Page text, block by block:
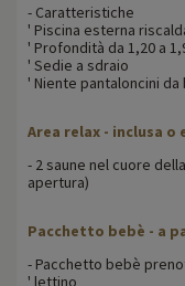
- Caratteristiche
' Piscina esterna
' Profondità da 1,20 a
' Sedie a sdraio
' Niente pantaloncini da
Area relax - inclusa o
- 2 saune nel cuore
apertura)
Pacchetto bebè - a
- Pacchetto bebè
' lettino